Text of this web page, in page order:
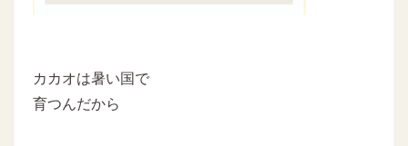
カカオは暑い国で
育つんだから